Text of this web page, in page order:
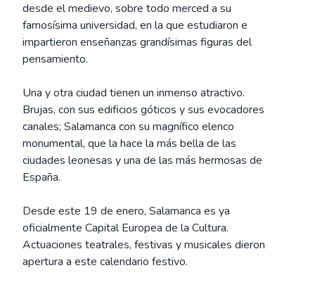
desde el medievo, sobre todo merced a su
famosísima universidad, en la que estudiaron e
impartieron enseñanzas grandísimas figuras del
pensamiento.
Una y otra ciudad tienen un inmenso atractivo.
Brujas, con sus edificios góticos y sus evocadores
canales; Salamanca con su magnífico elenco
monumental, que la hace la más bella de las
ciudades leonesas y una de las más hermosas de
España.
Desde este 19 de enero, Salamanca es ya
oficialmente Capital Europea de la Cultura.
Actuaciones teatrales, festivas y musicales dieron
apertura a este calendario festivo.